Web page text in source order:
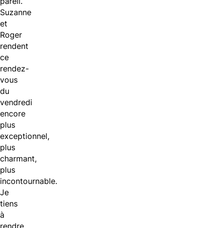
Suzanne
et
Roger
rendent
ce
rendez-
vous
du
vendredi
encore
plus
exceptionnel,
plus
charmant,
plus
incontournable.
Je
tiens
à